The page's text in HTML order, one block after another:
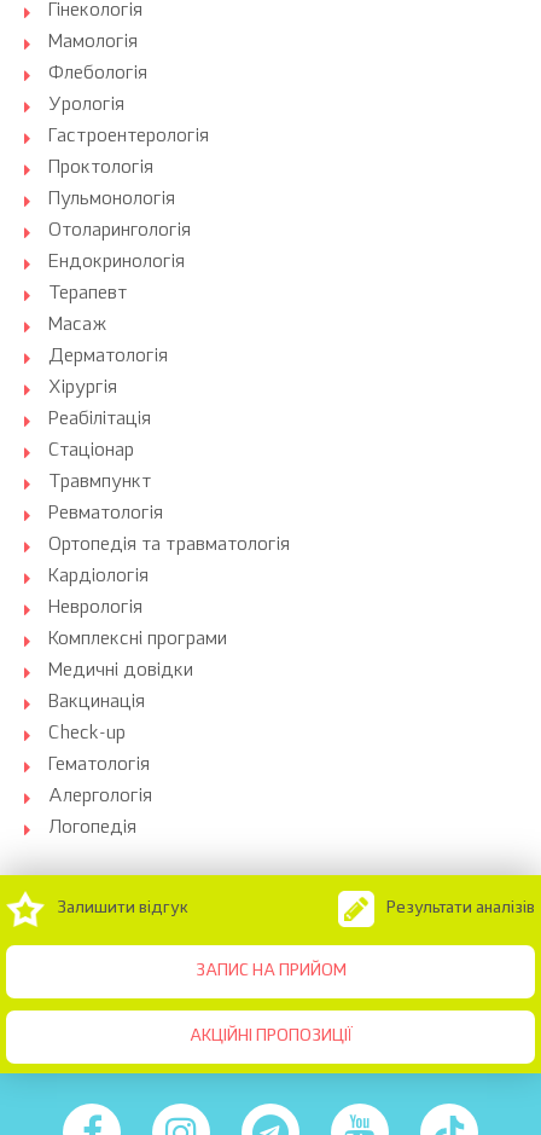
Гінекологія
Мамологія
Флебологія
Урологія
Гастроентерологія
Проктологія
Пульмонологія
Отоларингологія
Ендокринологія
Терапевт
Масаж
Дерматологія
Хірургія
Реабілітація
Стаціонар
Травмпункт
Ревматологія
Ортопедія та травматологія
Кардіологія
Неврологія
Комплексні програми
Медичні довідки
Вакцинація
Check-up
Гематологія
Алергологія
Логопедія
ЗАПИС НА ПРИЙОМ
Залишити відгук Результати аналізів
АКЦІЙНІ ПРОПОЗИЦІЇ